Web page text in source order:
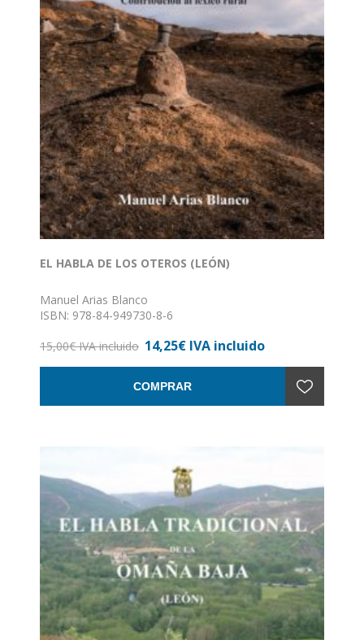
EL HABLA DE LOS OTEROS (LEÓN)
Manuel Arias Blanco
ISBN: 978-84-949730-8-6
Nº de páginas: 160
15,00€ IVA incluido 14,25€ IVA incluido
COMPRAR